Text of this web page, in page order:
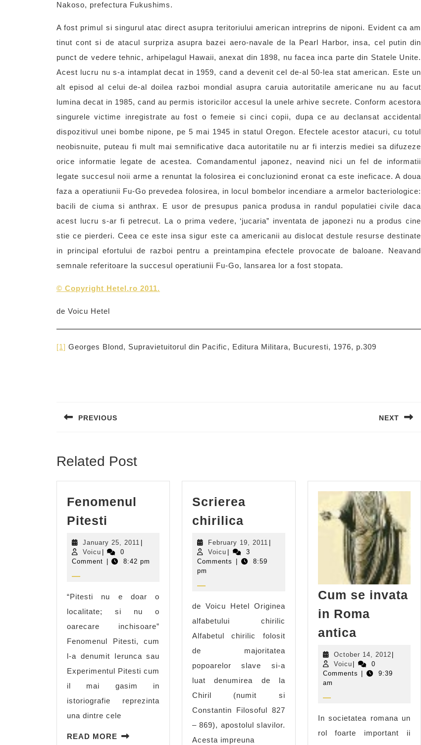
Nakoso, prefectura Fukushims.
A fost primul si singurul atac direct asupra teritoriului american intreprins de niponi. Evident ca am
tinut cont si de atacul surpriza asupra bazei aero-navale de la Pearl Harbor, insa, cel putin din
punct de vedere tehnic, arhipelagul Hawaii, anexat din 1898, nu facea inca parte din Statele Unite.
Acest lucru nu s-a intamplat decat in 1959, cand a devenit cel de-al 50-lea stat american. Este un
alt episod al celui de-al doilea razboi mondial asupra caruia autoritatile americane nu au facut
lumina decat in 1985, cand au permis istoricilor accesul la unele arhive secrete. Conform acestora
singurele victime inregistrate au fost o femeie si cinci copii, dupa ce au declansat accidental
dispozitivul unei bombe nipone, pe 5 mai 1945 in statul Oregon. Efectele acestor atacuri, cu totul
neobisnuite, puteau fi mult mai semnificative daca autoritatile nu ar fi interzis mediei sa difuzeze
orice informatie legate de acestea. Comandamentul japonez, neavind nici un fel de informatii
legate succesul noii arme a renuntat la folosirea ei concluzionind eronat ca este ineficace. A doua
faza a operatiunii Fu-Go prevedea folosirea, in locul bombelor incendiare a armelor bacteriologice:
bacili de ciuma si anthrax. E usor de presupus panica produsa in randul populatiei civile daca
acest lucru s-ar fi petrecut. La o prima vedere, ‘jucaria” inventata de japonezi nu a produs cine
stie ce pierderi. Ceea ce este insa sigur este ca americanii au dislocat destule resurse destinate
in principal efortului de razboi pentru a preintampina efectele provocate de baloane. Neavand
semnale referitoare la succesul operatiunii Fu-Go, lansarea lor a fost stopata.
© Copyright Hetel.ro 2011.
de Voicu Hetel
[1] Georges Blond, Supravietuitorul din Pacific, Editura Militara, Bucuresti, 1976, p.309
navigation
PREVIOUS NEXT
Related Post
Fenomenul
Pitesti
January 25, 2011 January
2011
Voicu Voicu
0
Comment
8:42 pm
“Pitesti nu e doar o
localitate; si nu o
oarecare inchisoare”
Fenomenul Pitesti, cum
l-a denumit Ierunca sau
Experimentul Pitesti cum
il mai gasim in
istoriografie reprezinta
una dintre cele
READ MORE READ
Scrierea
chirilica
February 19, 2011 February
Voicu Voicu
3
Comments
8:59
pm
de Voicu Hetel Originea
alfabetului chirilic
Alfabetul chirilic folosit
de majoritatea
popoarelor slave si-a
luat denumirea de la
Chiril (numit si
Constantin Filosoful 827
– 869), apostolul slavilor.
Acesta impreuna
Cum se invata
in Roma
antica
invata
in
October 14, 2012October
2012
|
VoicuVoicu
|
0
Comments |
9:39
am
In societatea romana un
rol foarte important ii